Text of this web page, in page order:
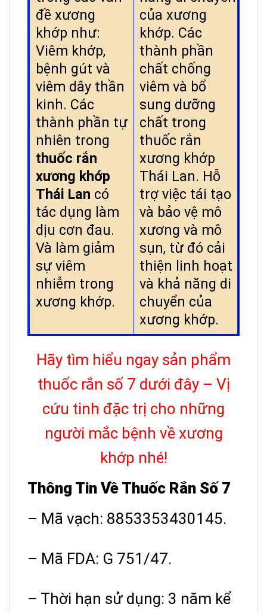
đề xương
khớp như:
Viêm khớp,
bệnh gút và
viêm dây thần
kinh. Các
thành phần tự
nhiên trong
thuốc rắn
xương khớp
Thái Lan có
tác dụng làm
dịu cơn đau.
Và làm giảm
sự viêm
nhiễm trong
xương khớp.
của xương
khớp. Các
thành phần
chất chống
viêm và bổ
sung dưỡng
chất trong
thuốc rắn
xương khớp
Thái Lan. Hỗ
trợ việc tái tạo
và bảo vệ mô
xương và mô
sụn, từ đó cải
thiện linh hoạt
và khả năng di
chuyển của
xương khớp.
Hãy tìm hiểu ngay sản phẩm
thuốc rắn số 7 dưới đây – Vị
cứu tinh đặc trị cho những
người mắc bệnh về xương
khớp nhé!
Thông Tin Về Thuốc Rắn Số 7
– Mã vạch: 8853353430145.
– Mã FDA: G 751/47.
– Thời hạn sử dụng: 3 năm kể